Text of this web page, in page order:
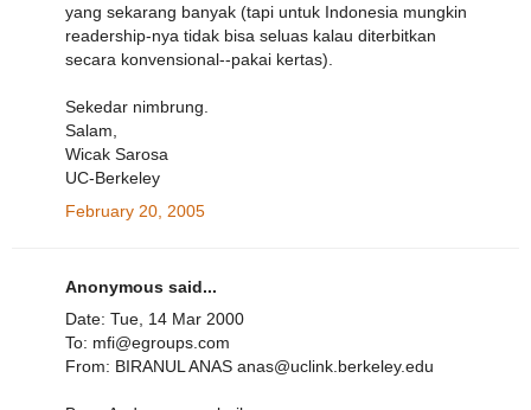
yang sekarang banyak (tapi untuk Indonesia mungkin
readership-nya tidak bisa seluas kalau diterbitkan
secara konvensional--pakai kertas).
Sekedar nimbrung.
Salam,
Wicak Sarosa
UC-Berkeley
February 20, 2005
Anonymous said...
Date: Tue, 14 Mar 2000
To: mfi@egroups.com
From: BIRANUL ANAS anas@uclink.berkeley.edu